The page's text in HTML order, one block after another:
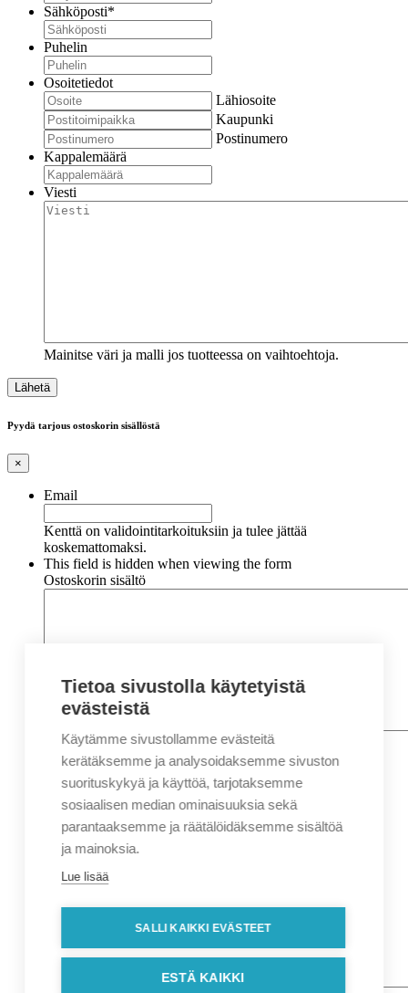
Sähköposti*
Puhelin
Osoitetiedot
Lähiosoite
Kaupunki
Postinumero
Kappalemäärä
Viesti
Mainitse väri ja malli jos tuotteessa on vaihtoehtoja.
Pyydä tarjous ostoskorin sisällöstä
×
Email
Kenttä on validointitarkoituksiin ja tulee jättää
koskemattomaksi.
This field is hidden when viewing the form
Ostoskorin sisältö
Nimi*
Etunimi
Sukunimi
Sähköposti*
Puhelin*
Osoitetiedot
Lähiosoite
Postinumero
Tietoa sivustolla käytetyistä
evästeistä
Käytämme sivustollamme evästeitä
kerätäksemme ja analysoidaksemme sivuston
suorituskykyä ja käyttöä, tarjotaksemme
sosiaalisen median ominaisuuksia sekä
parantaaksemme ja räätälöidäksemme sisältöä
ja mainoksia.
Lue lisää
SALLI KAIKKI EVÄSTEET
ESTÄ KAIKKI